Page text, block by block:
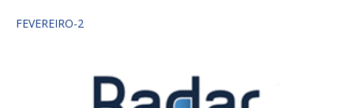
FEVEREIRO-2